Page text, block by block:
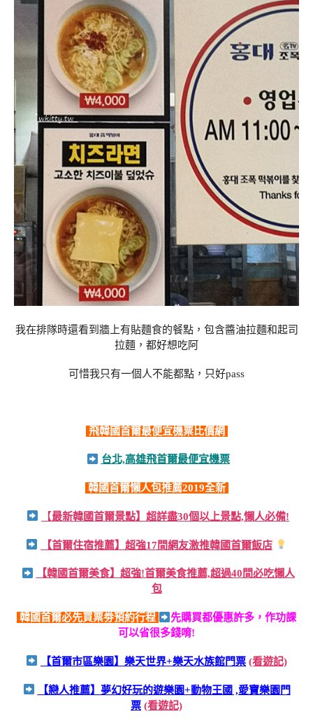
我在排隊時還看到牆上有貼麵食的餐點，包含醬油拉麵和起司
拉麵，都好想吃阿
可惜我只有一個人不能都點，只好pass
飛韓國首爾最便宜機票比價網
台北,高雄飛首爾最便宜機票
韓國首爾懶人包推薦2019全新
【最新韓國首爾景點】超詳盡30個以上景點,懶人必備!
【首爾住宿推薦】超強17間網友激推韓國首爾飯店
【韓國首爾美食】超強!首爾美食推薦,超過40間必吃懶人
包
韓國首爾必先買票劵預約行程
先購買都優惠許多，作功課
可以省很多錢唷!
【首爾市區樂園】樂天世界+樂天水族館門票 (看遊記)
【戀人推薦】夢幻好玩的遊樂園+動物王國 ,愛寶樂園門
票 (看遊記)